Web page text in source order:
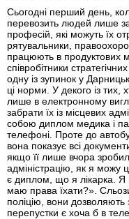
Сьогодні перший день,
перевозить людей лише
професій, які можуть їх
рятувальники,
працюють в продуктових
співробітники
одну із зупинок у
ці норми. У декого із тих,
лише в електронному
забрати їх із місцевих
собою диплом медика і
телефоні. Проте до
вона показує всі
якщо її лише вчора
адміністрацію, як я
є диплом, що я лікарка. Я
маю права їхати?».
поліцію, вони дозволяють
перепустки є хоча б в